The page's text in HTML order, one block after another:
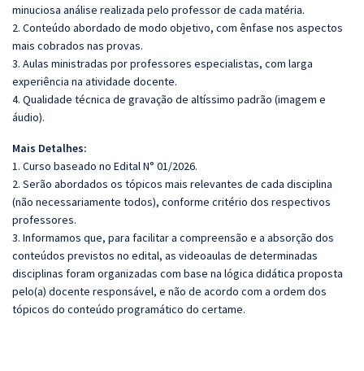
minuciosa análise realizada pelo professor de cada matéria.
2. Conteúdo abordado de modo objetivo, com ênfase nos aspectos
mais cobrados nas provas.
3. Aulas ministradas por professores especialistas, com larga
experiência na atividade docente.
4. Qualidade técnica de gravação de altíssimo padrão (imagem e
áudio).
Mais Detalhes:
1. Curso baseado no Edital N° 01/2026.
2. Serão abordados os tópicos mais relevantes de cada disciplina
(não necessariamente todos), conforme critério dos respectivos
professores.
3. Informamos que, para facilitar a compreensão e a absorção dos
conteúdos previstos no edital, as videoaulas de determinadas
disciplinas foram organizadas com base na lógica didática proposta
pelo(a) docente responsável, e não de acordo com a ordem dos
tópicos do conteúdo programático do certame.